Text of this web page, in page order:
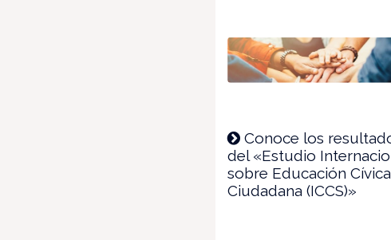
Conoce los
del «Estudio
sobre Educación
Ciudadana (ICCS)»